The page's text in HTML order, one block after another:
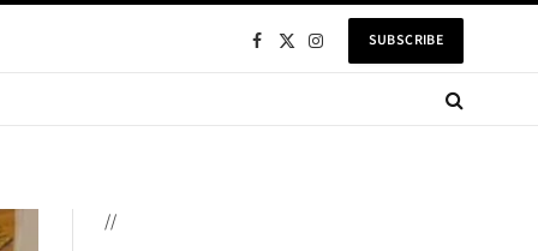
Facebook
X
InstagramSUBSCRIBE
//